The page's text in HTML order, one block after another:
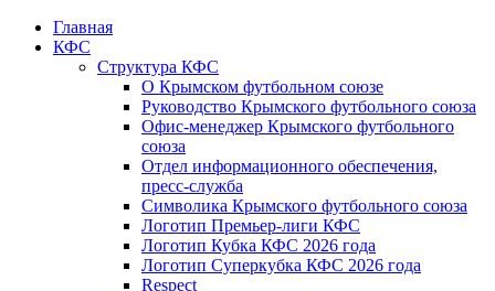
Главная
КФС
Структура КФС
О Крымском футбольном союзе
Руководство Крымского футбольного союза
Офис-менеджер Крымского футбольного
союза
Отдел информационного обеспечения,
пресс-служба
Символика Крымского футбольного союза
Логотип Премьер-лиги КФС
Логотип Кубка КФС 2026 года
Логотип Суперкубка КФС 2026 года
Respect